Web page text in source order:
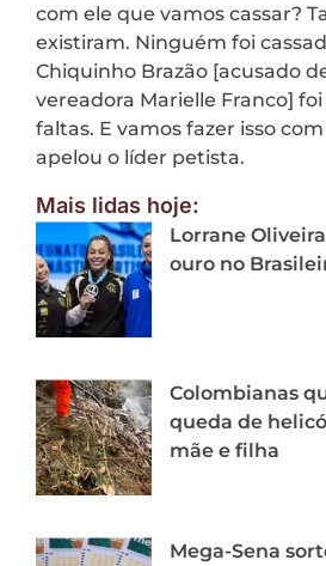
com ele que vamos cassar?
existiram. Ninguém foi
Chiquinho Brazão [acusado
vereadora Marielle Franco]
faltas. E vamos fazer isso com
apelou o líder petista.
Mais lidas hoje:
Lorrane
ouro no
Colombianas
queda de
mãe e filha
Mega-Sena